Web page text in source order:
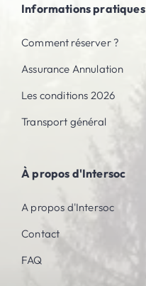
Informations pratiques
Comment réserver ?
Assurance Annulation
Les conditions 2026
Transport général
À propos d'Intersoc
A propos d'Intersoc
Contact
FAQ